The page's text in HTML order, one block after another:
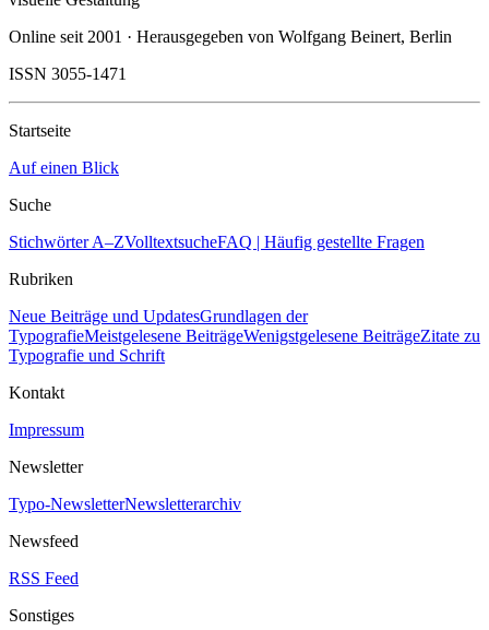
Online seit 2001 · Herausgegeben von Wolfgang Beinert, Berlin
ISSN 3055-1471
Startseite
Auf einen Blick
Suche
Stichwörter A–ZVolltextsucheFAQ | Häufig gestellte Fragen
Rubriken
Neue Beiträge und UpdatesGrundlagen der
TypografieMeistgelesene BeiträgeWenigstgelesene BeiträgeZitate zu
Typografie und Schrift
Kontakt
Impressum
Newsletter
Typo-NewsletterNewsletterarchiv
Newsfeed
RSS Feed
Sonstiges